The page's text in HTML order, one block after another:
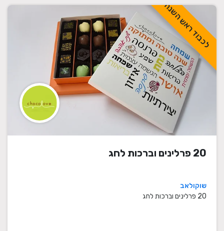
לכבוד ראש השנה
20 פרלינים וברכות לחג
שוקולאב
20 פרלינים וברכות לחג